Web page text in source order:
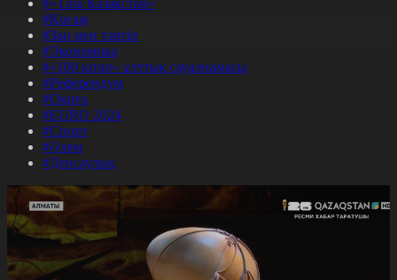
#Қоғам
#Заң мен тәртіп
#Экономика
#«100 кітап» ұлттық сауалнамасы
#Референдум
#Оқиға
#EURO 2024
#Спорт
#Әлем
#Денсаулық